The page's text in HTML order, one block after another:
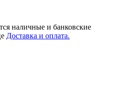
наличные и банковские
Доставка и оплата.